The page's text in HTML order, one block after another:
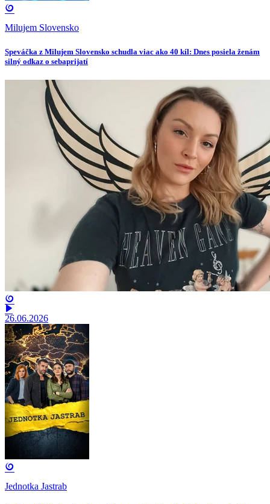
Milujem Slovensko
Speváčka z Milujem Slovensko schudla viac ako 40 kíl: Dnes posiela ženám
silný odkaz o sebaprijatí
26.06.2026
Jednotka Jastrab